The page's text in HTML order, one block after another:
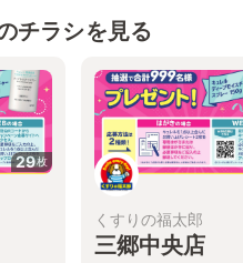
チラシを見る
29枚
くすりの福太郎
三郷中央店